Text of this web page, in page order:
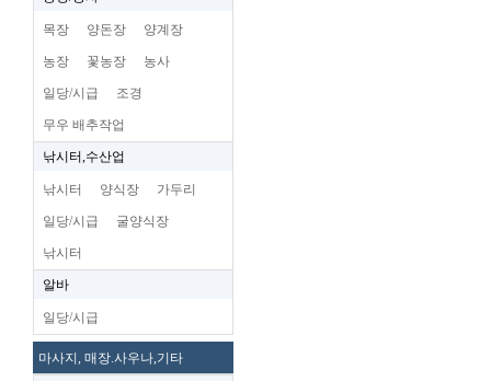
목장 양돈장 양계장
농장 꽃농장 농사
일당/시급 조경
무우 배추작업
낚시터,수산업
낚시터 양식장 가두리
일당/시급 굴양식장
낚시터
알바
일당/시급
마사지, 매장.사우나,기타